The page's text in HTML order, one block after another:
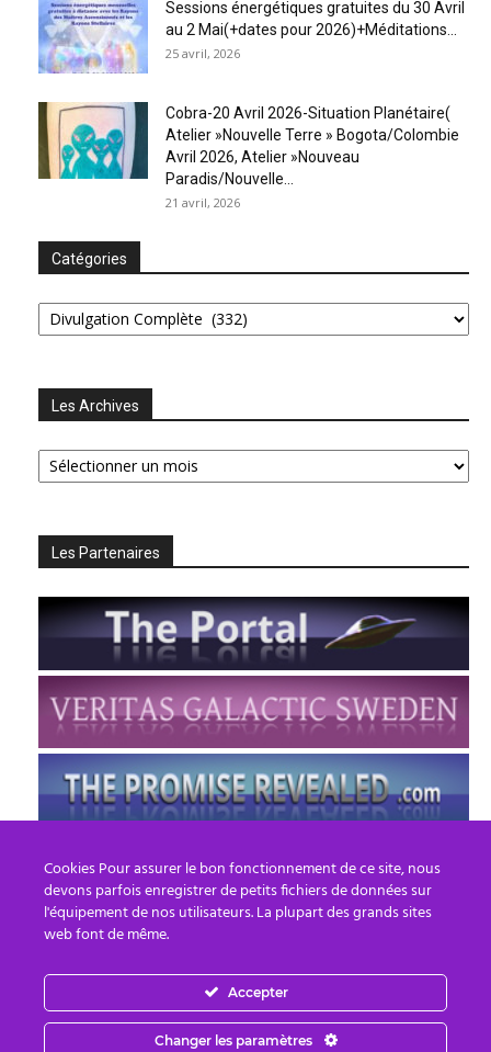
Sessions énergétiques gratuites du 30 Avril
au 2 Mai(+dates pour 2026)+Méditations...
25 avril, 2026
Cobra-20 Avril 2026-Situation Planétaire(
Atelier »Nouvelle Terre » Bogota/Colombie
Avril 2026, Atelier »Nouveau
Paradis/Nouvelle...
21 avril, 2026
Catégories
Catégories
Les Archives
Les
Archives
Les Partenaires
FR EN
© 2013 - 2026 PREPARE FOR CHANGE
Cookies Pour assurer le bon fonctionnement de ce site, nous
devons parfois enregistrer de petits fichiers de données sur
l'équipement de nos utilisateurs. La plupart des grands sites
web font de même.
Accepter
Changer les paramètres